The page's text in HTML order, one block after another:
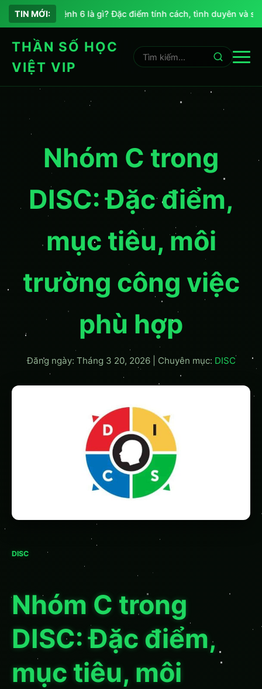
TIN MỚI:
Chỉ số sứ mệnh 6 là gì? Đặc điểm tính cách, tình duyên và sự
THẦN SỐ HỌC
VIỆT VIP
Nhóm C trong
DISC: Đặc điểm,
mục tiêu, môi
trường công việc
phù hợp
Đăng ngày: Tháng 3 20, 2026| Chuyên mục: DISC
DISC
Nhóm C trong
DISC: Đặc điểm,
mục tiêu, môi